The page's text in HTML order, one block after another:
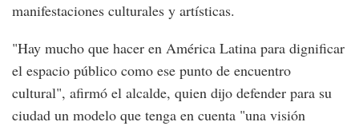
manifestaciones culturales y artísticas.
"Hay mucho que hacer en América Latina para dignificar
el espacio público como ese punto de encuentro
cultural", afirmó el alcalde, quien dijo defender para su
ciudad un modelo que tenga en cuenta "una visión